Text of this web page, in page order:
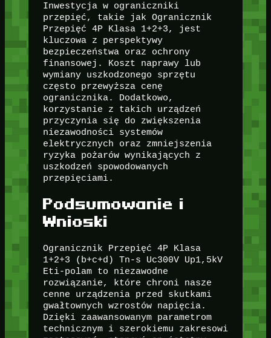
Inwestycja w ograniczniki
przepięć, takie jak Ogranicznik
Przepięć 4P Klasa 1+2+3, jest
kluczowa z perspektywy
bezpieczeństwa oraz ochrony
finansowej. Koszt naprawy lub
wymiany uszkodzonego sprzętu
często przewyższa cenę
ogranicznika. Dodatkowo,
korzystanie z takich urządzeń
przyczynia się do zwiększenia
niezawodności systemów
elektrycznych oraz zmniejszenia
ryzyka pożarów wynikających z
uszkodzeń spowodowanych
przepięciami.
Podsumowanie i
Wnioski
Ogranicznik Przepięć 4P Klasa
1+2+3 (b+c+d) Tn-s Uc300V Up1,5kV
Eti-polam to niezawodne
rozwiązanie, które chroni nasze
cenne urządzenia przed skutkami
gwałtownych wzrostów napięcia.
Dzięki zaawansowanym parametrom
technicznym i szerokiemu zakresowi